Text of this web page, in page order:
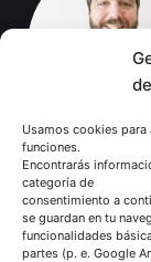
Usamos cookies para
funciones.
Encontrarás
categoría de
consentimiento a
se guardan en tu
funcionalidades
partes (p. e. Google